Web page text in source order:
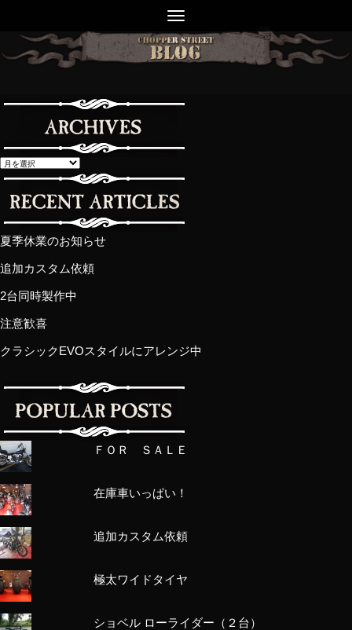
夏季休業のお知らせ
追加カスタム依頼
2台同時製作中
注意歓喜
クラシックEVOスタイルにアレンジ中
ＦＯＲ ＳＡＬＥ
在庫車いっぱい！
追加カスタム依頼
極太ワイドタイヤ
ショベル ローライダー（２台）